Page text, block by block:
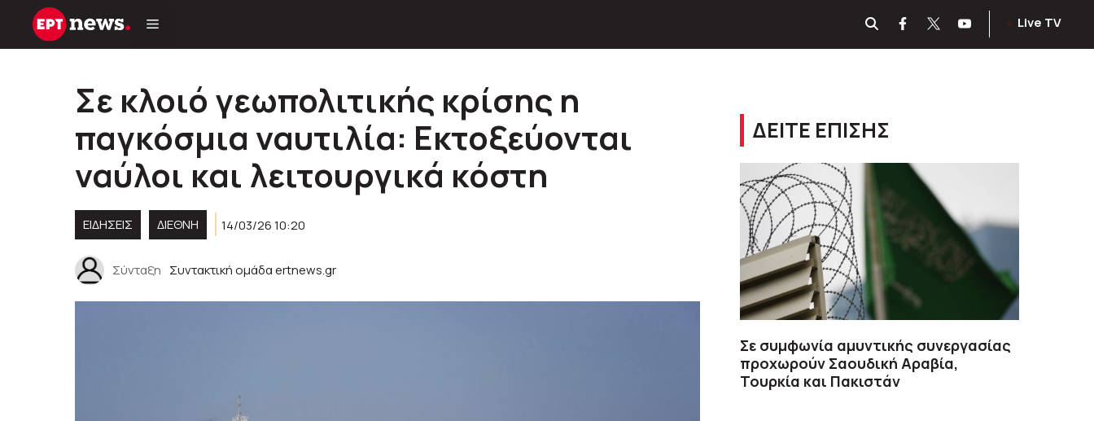
Μετάβαση
Live TV
Σε κλοιό γεωπολιτικής κρίσης η
παγκόσμια ναυτιλία: Εκτοξεύονται
ναύλοι και λειτουργικά κόστη
ΕΙΔΗΣΕΙΣ ΔΙΕΘΝΗ 14/03/26 10:20
Σύνταξη Συντακτική ομάδα ertnews.gr
ΔΕΙΤΕ ΕΠΙΣΗΣ
Σε συμφωνία αμυντικής συνεργασίας
προχωρούν Σαουδική Αραβία,
Τουρκία και Πακιστάν